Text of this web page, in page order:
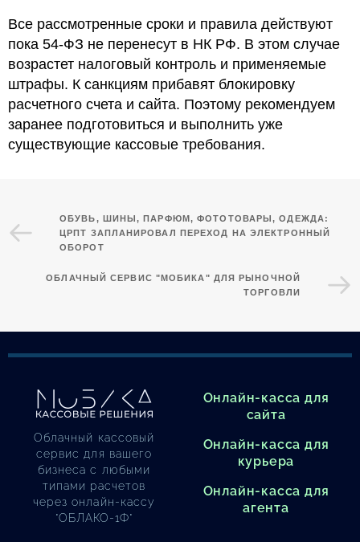
Все рассмотренные сроки и правила действуют
пока 54-ФЗ не перенесут в НК РФ. В этом случае
возрастет налоговый контроль и применяемые
штрафы. К санкциям прибавят блокировку
расчетного счета и сайта. Поэтому рекомендуем
заранее подготовиться и выполнить уже
существующие кассовые требования.
ОБУВЬ, ШИНЫ, ПАРФЮМ, ФОТОТОВАРЫ, ОДЕЖДА:
ЦРПТ ЗАПЛАНИРОВАЛ ПЕРЕХОД НА ЭЛЕКТРОННЫЙ
ОБОРОТ
ОБЛАЧНЫЙ СЕРВИС "МОБИКА" ДЛЯ РЫНОЧНОЙ
ТОРГОВЛИ
Облачный кассовый
сервис для вашего
бизнеса с любыми
типами расчетов
через онлайн-кассу
"ОБЛАКО-1Ф"
Онлайн-касса для
сайта
Онлайн-касса для
курьера
Онлайн-касса для
агента